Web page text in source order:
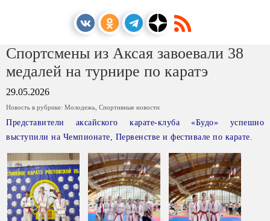
Спортсмены из Аксая завоевали 38
медалей на турнире по каратэ
29.05.2026
Новость в рубрике: Молодежь Спортивные новости
Представители аксайского карате-клуба «Будо» успешно
выступили на Чемпионате, Первенстве и фестивале по карате.